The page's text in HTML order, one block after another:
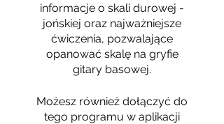
informacje o skali durowej -
jońskiej oraz najważniejsze
ćwiczenia, pozwalające
opanować skalę na gryfie
Możesz również dołączyć do
tego programu w aplikacji